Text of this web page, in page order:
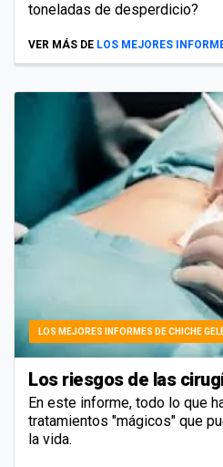
toneladas de desperdicio?
VER MÁS DE LOS MEJORES
LOS MEJORES INFORMES DE CHICHE
Los riesgos de las
En este informe, todo lo que
tratamientos "mágicos" que
la vida.